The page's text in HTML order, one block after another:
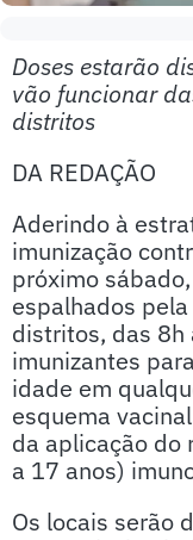
Doses estarão
vão funcionar
distritos
DA REDAÇÃO
Aderindo à
imunização
próximo
espalhados
distritos, das 8h
imunizantes
idade em
esquema
da aplicação do
a 17 anos)
Os locais serão